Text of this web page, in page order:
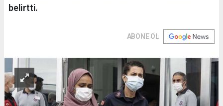
belirtti.
ABONE OL